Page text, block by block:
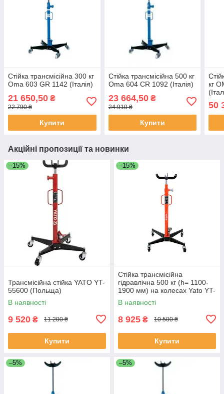
Стійка трансмісійна 300 кг
Oma 603 GR 1142 (Італія)
21 650,50 ₴
22 790 ₴
Купити
Стійка трансмісійна 500 кг
Oma 604 CR 1092 (Італія)
23 664,50₴
24 910 ₴
Купити
кг
50
Акційні пропозиції та новинки
–15%
Трансмісійна стійка YATO YT-
55600 (Польща)
В наявності
9 520 ₴ 11 200 ₴
Купити
–15%
Стійка трансмісійна
гідравлічна 500 кг (h= 1100-
1900 мм) на колесах Yato YT-
55601 (Польща)
В наявності
8 925 ₴ 10 500 ₴
Купити
–5% –5%